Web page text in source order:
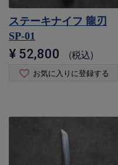
ステーキナイフ 龍刃
SP-01
¥ 52,800 税込
お気に入りに登録する